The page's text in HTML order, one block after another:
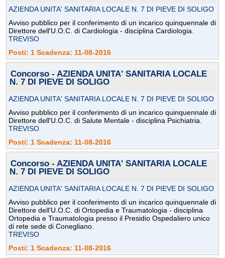
AZIENDA UNITA' SANITARIA LOCALE N. 7 DI PIEVE DI SOLIGO
Avviso pubblico per il conferimento di un incarico quinquennale di
Direttore dell'U.O.C. di Cardiologia - disciplina Cardiologia.
TREVISO
Posti: 1 Scadenza: 11-08-2016
Concorso - AZIENDA UNITA' SANITARIA LOCALE
N. 7 DI PIEVE DI SOLIGO
AZIENDA UNITA' SANITARIA LOCALE N. 7 DI PIEVE DI SOLIGO
Avviso pubblico per il conferimento di un incarico quinquennale di
Direttore dell'U.O.C. di Salute Mentale - disciplina Psichiatria.
TREVISO
Posti: 1 Scadenza: 11-08-2016
Concorso - AZIENDA UNITA' SANITARIA LOCALE
N. 7 DI PIEVE DI SOLIGO
AZIENDA UNITA' SANITARIA LOCALE N. 7 DI PIEVE DI SOLIGO
Avviso pubblico per il conferimento di un incarico quinquennale di
Direttore dell'U.O.C. di Ortopedia e Traumatologia - disciplina
Ortopedia e Traumatologia presso il Presidio Ospedaliero unico
di rete sede di Conegliano.
TREVISO
Posti: 1 Scadenza: 11-08-2016